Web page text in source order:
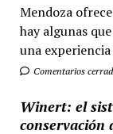
Mendoza
hay algunas
una experiencia
Comentarios
Winert: el
conservación